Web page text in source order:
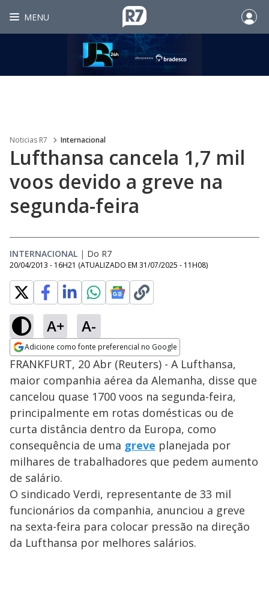
MENU
Noticias R7 Internacional
Lufthansa cancela 1,7 mil
voos devido a greve na
segunda-feira
INTERNACIONAL | Do R7
20/04/2013 - 16H21 (ATUALIZADO EM 31/07/2025 - 11H08)
A+ A-
Adicione como fonte preferencial no Google
Opens in new window
FRANKFURT, 20 Abr (Reuters) - A Lufthansa,
maior companhia aérea da Alemanha, disse que
cancelou quase 1700 voos na segunda-feira,
principalmente em rotas domésticas ou de
curta distância dentro da Europa, como
consequência de uma greve planejada por
milhares de trabalhadores que pedem aumento
de salário.
O sindicado Verdi, representante de 33 mil
funcionários da companhia, anunciou a greve
na sexta-feira para colocar pressão na direção
da Lufthansa por melhores salários.